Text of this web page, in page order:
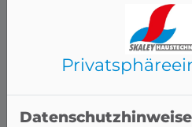
Mehr
Datenschutzhinweise